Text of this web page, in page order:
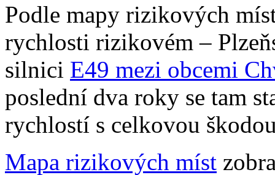
Podle mapy rizikových
rychlosti rizikovém –
silnici E49 mezi obcemi
poslední dva roky se tam
rychlostí s celkovou
Mapa rizikových míst